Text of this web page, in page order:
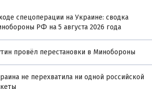
спецоперации на Украине: сводка
РФ на 5 августа 2026 года
провёл перестановки в Минобороны
не перехватила ни одной российской